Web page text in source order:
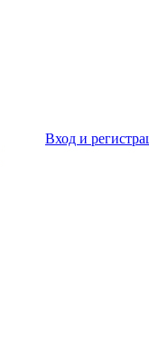
Вход и